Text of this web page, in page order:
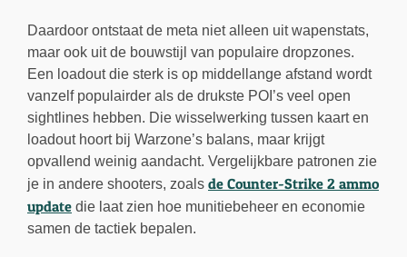
Daardoor ontstaat de meta niet alleen uit wapenstats,
maar ook uit de bouwstijl van populaire dropzones.
Een loadout die sterk is op middellange afstand wordt
vanzelf populairder als de drukste POI’s veel open
sightlines hebben. Die wisselwerking tussen kaart en
loadout hoort bij Warzone’s balans, maar krijgt
opvallend weinig aandacht. Vergelijkbare patronen zie
je in andere shooters, zoals de Counter-Strike 2 ammo
update die laat zien hoe munitiebeheer en economie
samen de tactiek bepalen.